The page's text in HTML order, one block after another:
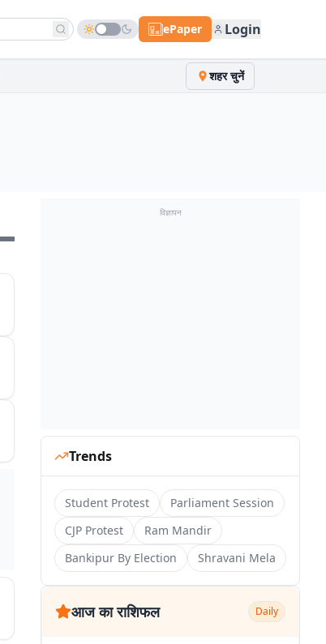
ePaper Login
शहर चुनें
विज्ञापन
Trends
Student Protest
Parliament Session
CJP Protest
Ram Mandir
Bankipur By Election
Shravani Mela
आज का राशिफल Daily